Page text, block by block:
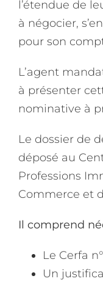
l’étendue de
à négocier,
pour son
L’agent
à présenter
nominative à
Le dossier de
déposé au
Professions
Commerce et
Il comprend
Le Cerfa n°
Un